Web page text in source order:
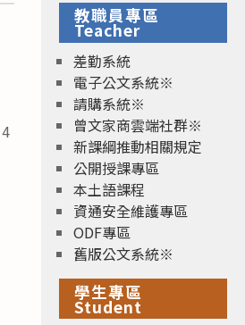
教職員專區
Teacher
差勤系統
電子公文系統※
請購系統※
曾文家商雲端社群※
新課綱推動相關規定
公開授課專區
本土語課程
資通安全維護專區
ODF專區
舊版公文系統※
學生專區
Student